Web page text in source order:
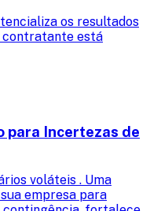
os resultados
contratante está
para Incertezas de
voláteis . Uma
empresa para